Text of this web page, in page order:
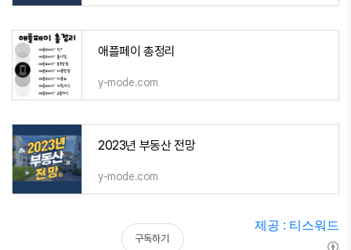
애플페이 총정리
y-mode.com
2023년 부동산 전망
y-mode.com
제공 : 티스워드
구독하기